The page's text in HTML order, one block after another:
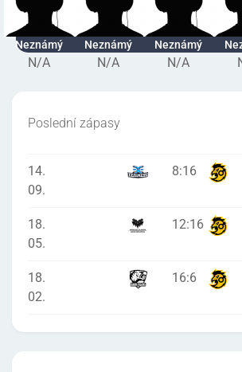
Neznámý
N/A
Neznámý
N/A
Neznámý
N/A
Poslední zápasy
14.
09.
8:16
18.
05.
12:16
18.
02.
16:6